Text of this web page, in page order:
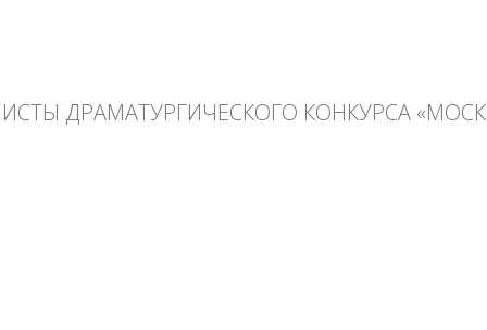
ДРАМАТУРГИЧЕСКОГО КОНКУРСА